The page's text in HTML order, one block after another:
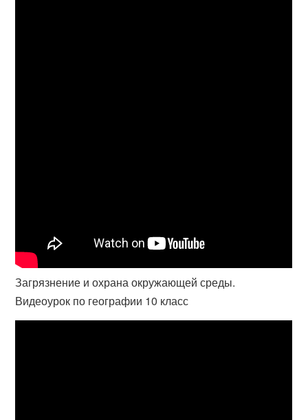
Загрязнение и охрана окружающей среды.
Видеоурок по географии 10 класс